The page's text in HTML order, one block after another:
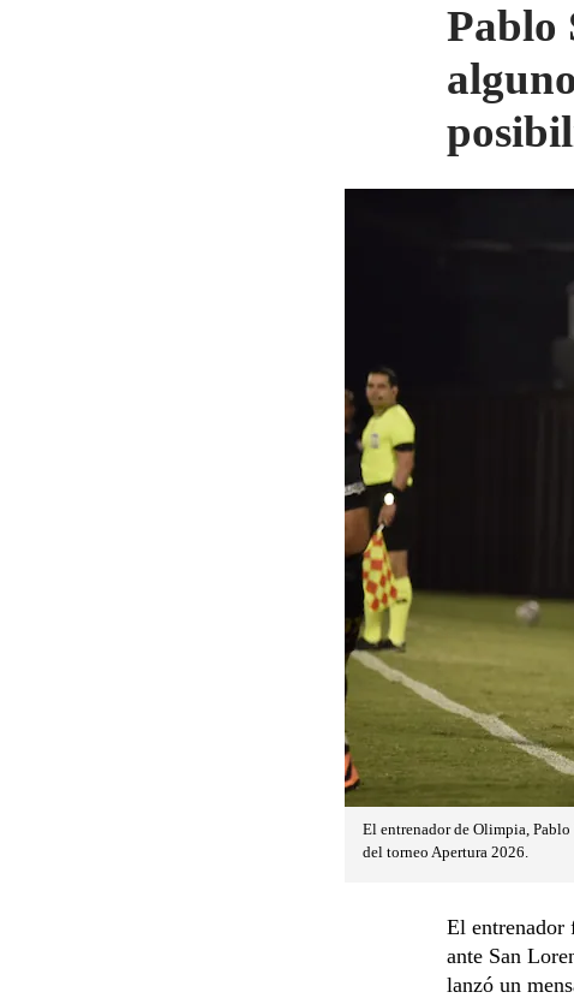
Pablo
El entrenador de Olimpia,
del torneo Apertura 2026.
El entrenador
ante San
lanzó un